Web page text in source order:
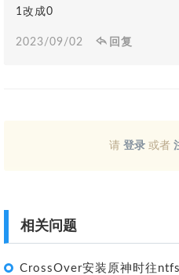
1改成0
2023/09/02 回复
请 登录 或者
相关问题
CrossOver安装原神时往